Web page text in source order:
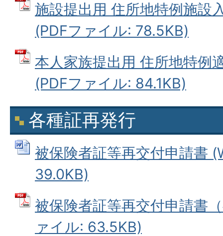
施設提出用 住所地特例施設
(PDFファイル: 78.5KB)
本人家族提出用 住所地特例
(PDFファイル: 84.1KB)
各種証再発行
被保険者証等再交付申請書
39.0KB)
被保険者証等再交付申請書
ァイル: 63.5KB)